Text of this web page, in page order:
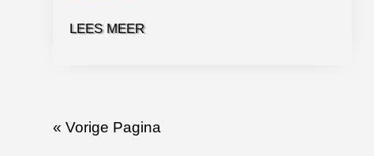
LEES MEER
« Vorige Pagina